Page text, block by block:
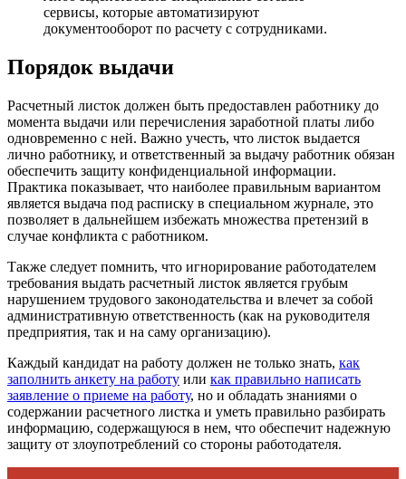
сервисы, которые автоматизируют
документооборот по расчету с сотрудниками.
Порядок выдачи
Расчетный листок должен быть предоставлен работнику до
момента выдачи или перечисления заработной платы либо
одновременно с ней. Важно учесть, что листок выдается
лично работнику, и ответственный за выдачу работник обязан
обеспечить защиту конфиденциальной информации.
Практика показывает, что наиболее правильным вариантом
является выдача под расписку в специальном журнале, это
позволяет в дальнейшем избежать множества претензий в
случае конфликта с работником.
Также следует помнить, что игнорирование работодателем
требования выдать расчетный листок является грубым
нарушением трудового законодательства и влечет за собой
административную ответственность (как на руководителя
предприятия, так и на саму организацию).
Каждый кандидат на работу должен не только знать, как
заполнить анкету на работу или как правильно написать
заявление о приеме на работу, но и обладать знаниями о
содержании расчетного листка и уметь правильно разбирать
информацию, содержащуюся в нем, что обеспечит надежную
защиту от злоупотреблений со стороны работодателя.